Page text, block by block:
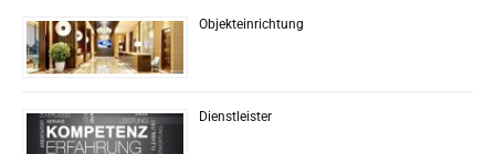
Objekteinrichtung
Dienstleister